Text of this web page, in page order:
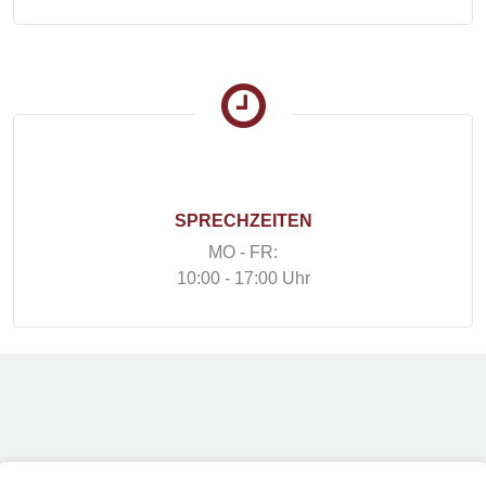
SPRECHZEITEN
MO - FR:
10:00 - 17:00 Uhr